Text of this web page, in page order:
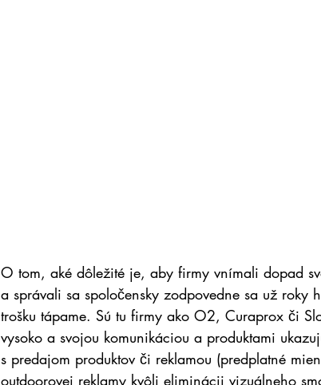
O tom, aké dôležité je, aby firmy vnímali dopad
a správali sa spoločensky zodpovedne sa už roky
trošku tápame. Sú tu firmy ako O2, Curaprox či
vysoko a svojou komunikáciou a produktami
s predajom produktov či reklamou (predplatné
outdoorovej reklamy kvôli eliminácii vizuálneho